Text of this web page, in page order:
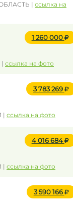
| ссылка на
1 260 000
ссылка на фото
3 783 269
| ссылка на фото
4 016 684
| ссылка на фото
3 590 166